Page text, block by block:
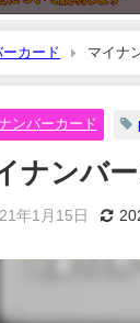
ーカード マイナ
ンバーカード
ナンバ
年1月15日